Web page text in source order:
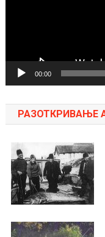
00:00
РАЗОТКРИВАЊЕ